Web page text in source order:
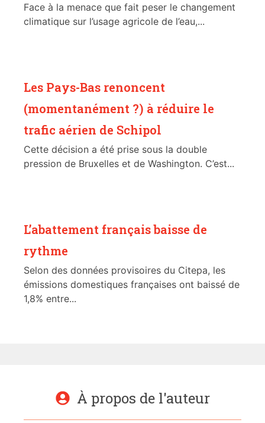
Face à la menace que fait peser le changement
climatique sur l’usage agricole de l’eau,...
Les Pays-Bas renoncent
(momentanément ?) à réduire le
trafic aérien de Schipol
Cette décision a été prise sous la double
pression de Bruxelles et de Washington. C’est...
L’abattement français baisse de
rythme
Selon des données provisoires du Citepa, les
émissions domestiques françaises ont baissé de
1,8% entre...
À propos de l'auteur